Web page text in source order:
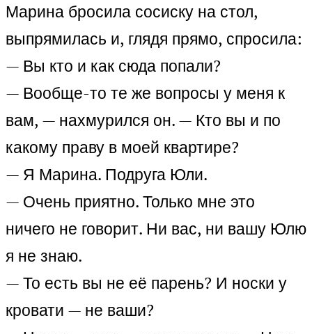
Марина бросила сосиску на стол,
выпрямилась и, глядя прямо, спросила:
— Вы кто и как сюда попали?
— Вообще-то те же вопросы у меня к
вам, — нахмурился он. — Кто вы и по
какому праву в моей квартире?
— Я Марина. Подруга Юли.
— Очень приятно. Только мне это
ничего не говорит. Ни вас, ни вашу Юлю
я не знаю.
— То есть вы не её парень? И носки у
кровати — не ваши?